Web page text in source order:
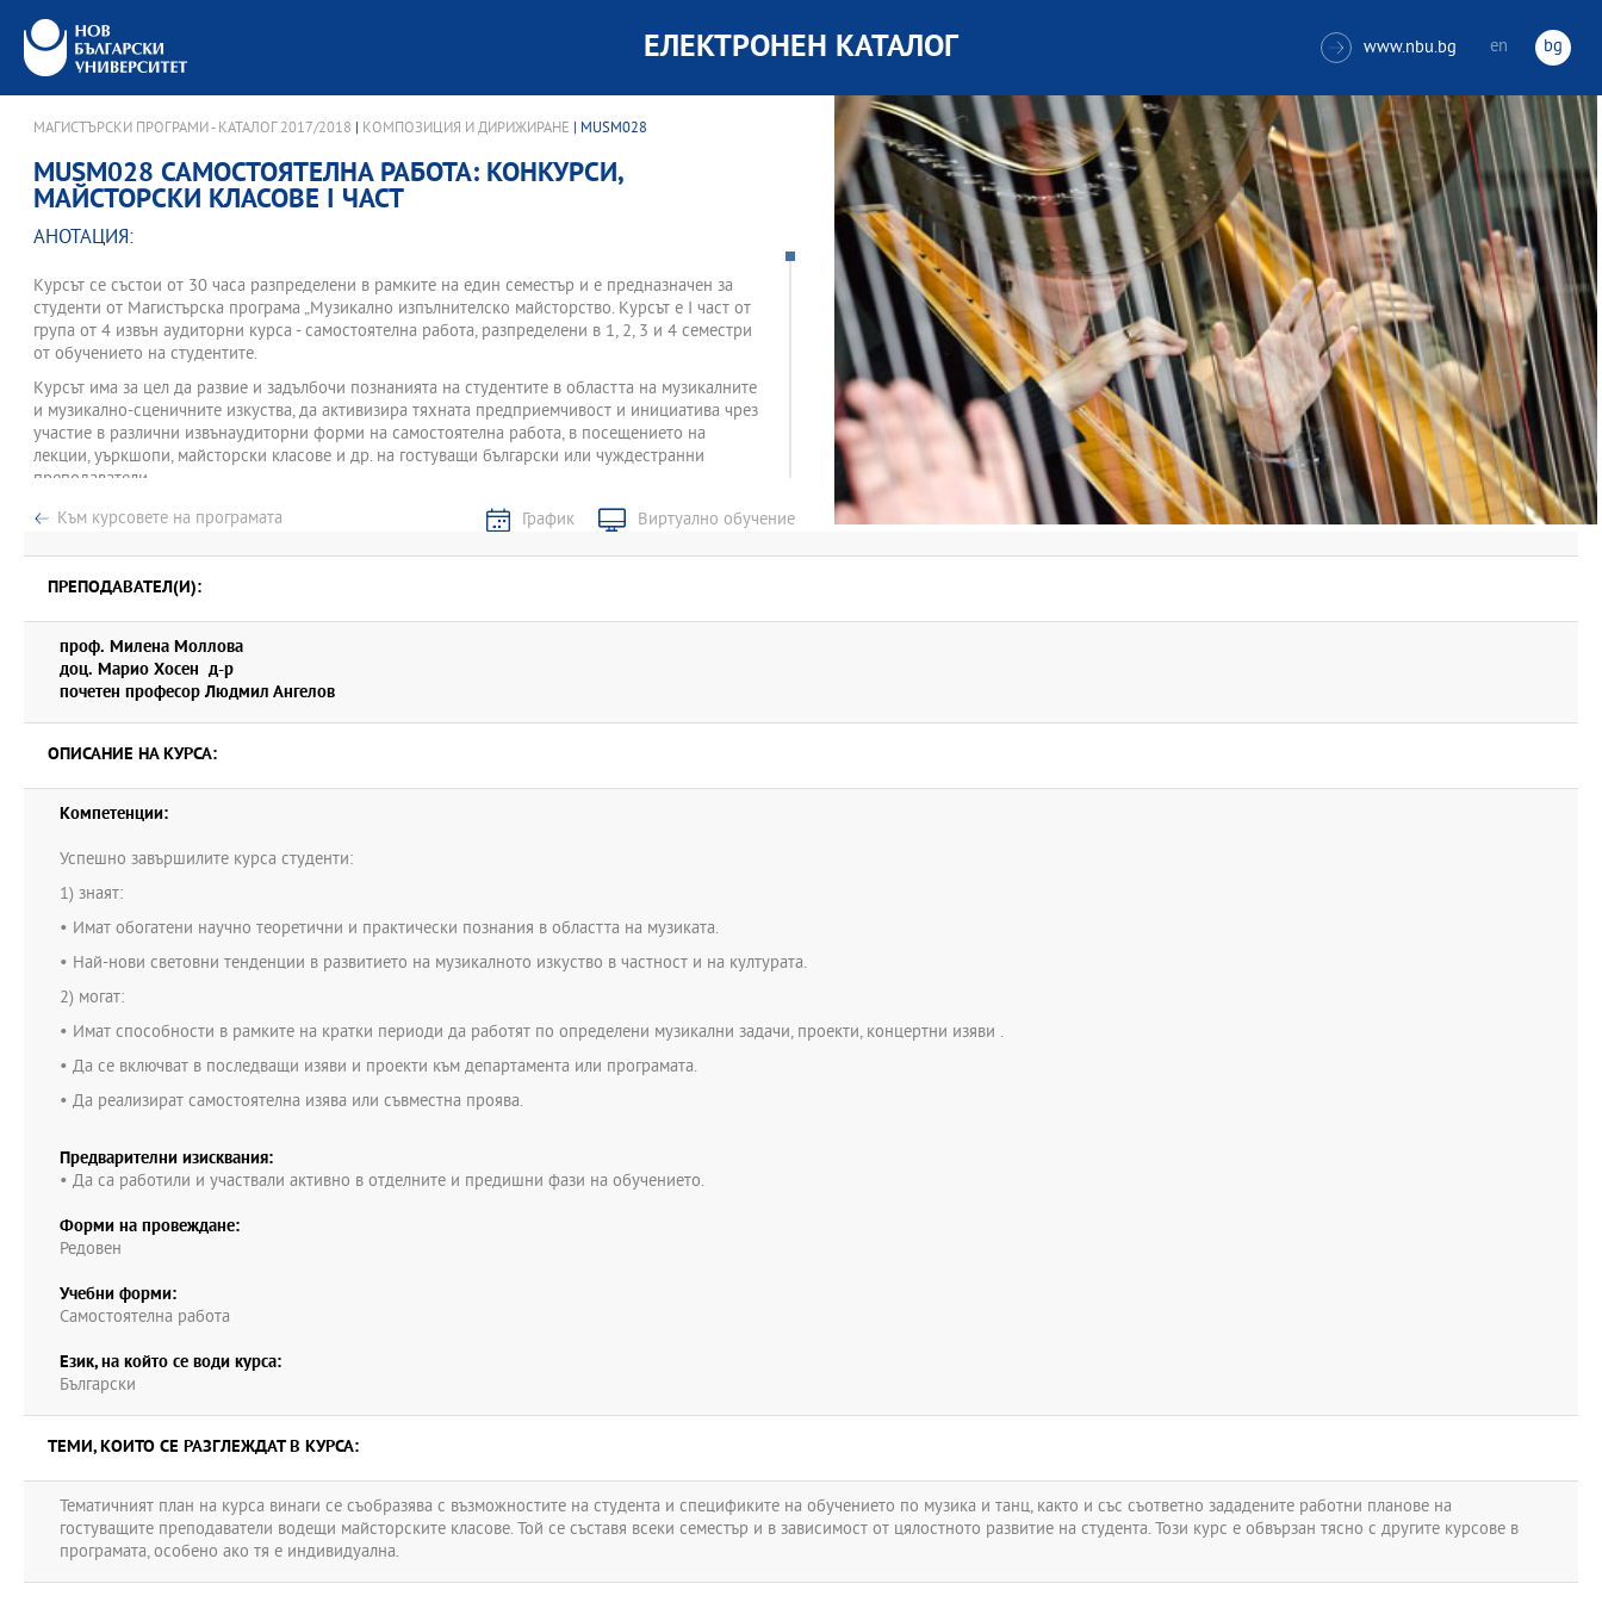
ЕЛЕКТРОНЕН КАТАЛОГ  www.nbu.bg en bg
МАГИСТЪРСКИ ПРОГРАМИ - КАТАЛОГ 2017/2018 КОМПОЗИЦИЯ И ДИРИЖИРАНЕ | MUSM028
MUSM028 САМОСТОЯТЕЛНА РАБОТА: КОНКУРСИ,
МАЙСТОРСКИ КЛАСОВЕ I ЧАСТ
АНОТАЦИЯ:
Курсът се състои от 30 часа разпределени в рамките на един семестър и е предназначен за
студенти от Магистърска програма „Музикално изпълнителско майсторство. Курсът е I част от
група от 4 извън аудиторни курса - самостоятелна работа, разпределени в 1, 2, 3 и 4 семестри
от обучението на студентите.
Курсът има за цел да развие и задълбочи познанията на студентите в областта на музикалните
и музикално-сценичните изкуства, да активизира тяхната предприемчивост и инициатива чрез
участие в различни извънаудиторни форми на самостоятелна работа, в посещението на
лекции, уъркшопи, майсторски класове и др. на гостуващи български или чуждестранни
преподаватели.
Основните направления на курса са практически. В практическата част студентът посещава
различни, организирани от програмата извънаудиторни лекции или уъркшопи, майсторски
класове .
Към курсовете на програмата График Виртуално обучение
ПРЕПОДАВАТЕЛ(И):
проф. Милена Моллова
доц. Марио Хосен д-р
почетен професор Людмил Ангелов
ОПИСАНИЕ НА КУРСА:
Компетенции:
Успешно завършилите курса студенти:
1) знаят:
• Имат обогатени научно теоретични и практически познания в областта на музиката.
• Най-нови световни тенденции в развитието на музикалното изкуство в частност и на културата.
2) могат:
• Имат способности в рамките на кратки периоди да работят по определени музикални задачи, проекти, концертни изяви .
• Да се включват в последващи изяви и проекти към департамента или програмата.
• Да реализират самостоятелна изява или съвместна проява.
Предварителни изисквания:
• Да са работили и участвали активно в отделните и предишни фази на обучението.
Форми на провеждане:
Редовен
Учебни форми:
Самостоятелна работа
Език, на който се води курса:
Български
ТЕМИ, КОИТО СЕ РАЗГЛЕЖДАТ В КУРСА:
Тематичният план на курса винаги се съобразява с възможностите на студента и спецификите на обучението по музика и танц, както и със съответно зададените работни планове на
гостуващите преподаватели водещи майсторските класове. Той се съставя всеки семестър и в зависимост от цялостното развитие на студента. Този курс е обвързан тясно с другите курсове в
програмата, особено ако тя е индивидуална.